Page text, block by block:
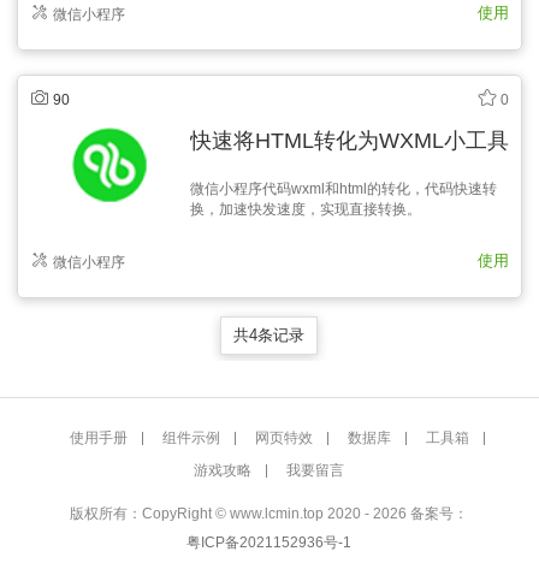
微信小程序
使用
90 0
快速将HTML转化为WXML小工具
微信小程序代码wxml和html的转化，代码快速转
换，加速快发速度，实现直接转换。
微信小程序 使用
共4条记录
使用手册 组件示例 网页特效 数据库
工具箱
游戏攻略
我要留言
版权所有：CopyRight © www.lcmin.top 2020 - 2026 备案号：
粤ICP备2021152936号-1